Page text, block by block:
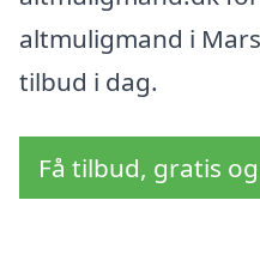
altmuligmand i
tilbud i dag.
Få tilbud, gratis